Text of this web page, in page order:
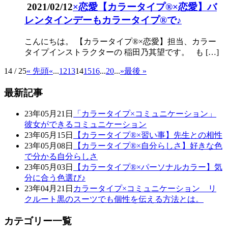
2021/02/12×恋愛 【カラータイプ®×恋愛】バ
レンタインデーもカラータイプ®で♪
こんにちは。 【カラータイプ®×恋愛】担当、カラー
タイプインストラクターの 稲田乃其望です。 も […]
14 / 25« 先頭«...1213141516...20...»最後 »
最新記事
23年05月21日
「カラータイプ×コミュニケーション」
彼女ができるコミュニケーション
23年05月15日
【カラータイプ®×習い事】先生との相性
23年05月08日
【カラータイプ®×自分らしさ】好きな色
で分かる自分らしさ
23年05月03日
【カラータイプ®×パーソナルカラー】気
分に合う色選び♪
23年04月21日 カラータイプ×コミュニケーション リ
クルート黒のスーツでも個性を伝える方法とは。
カテゴリー一覧